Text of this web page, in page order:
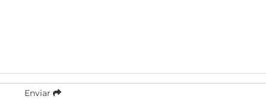
Enviar